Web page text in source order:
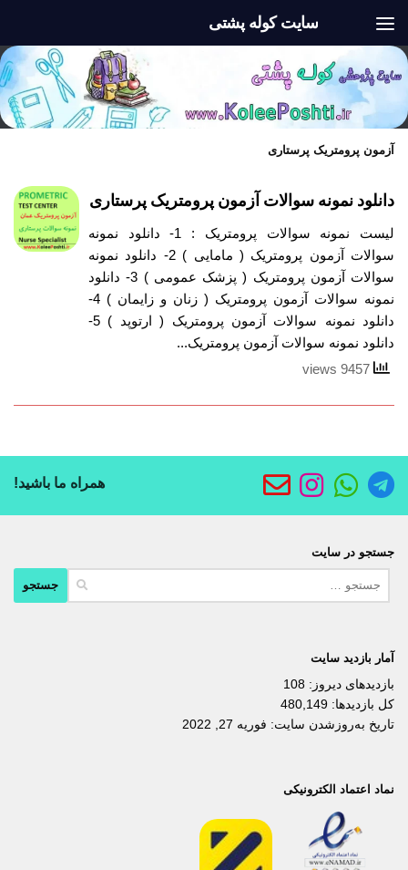
سایت کوله پشتی
آزمون پرومتریک پرستاری
دانلود نمونه سوالات آزمون پرومتریک پرستاری
لیست نمونه سوالات پرومتریک : 1- دانلود نمونه
سوالات آزمون پرومتریک ( مامایی ) 2- دانلود نمونه
سوالات آزمون پرومتریک ( پزشک عمومی ) 3- دانلود
نمونه سوالات آزمون پرومتریک ( زنان و زایمان ) 4-
دانلود نمونه سوالات آزمون پرومتریک ( ارتوپد ) 5-
دانلود نمونه سوالات آزمون پرومتریک...
همراه ما باشید!
جستجو در سایت
آمار بازدید سایت
بازدیدهای دیروز: 108
کل بازدیدها: 480,149
تاریخ به‌روزشدن سایت: فوریه 27, 2022
نماد اعتماد الکترونیکی